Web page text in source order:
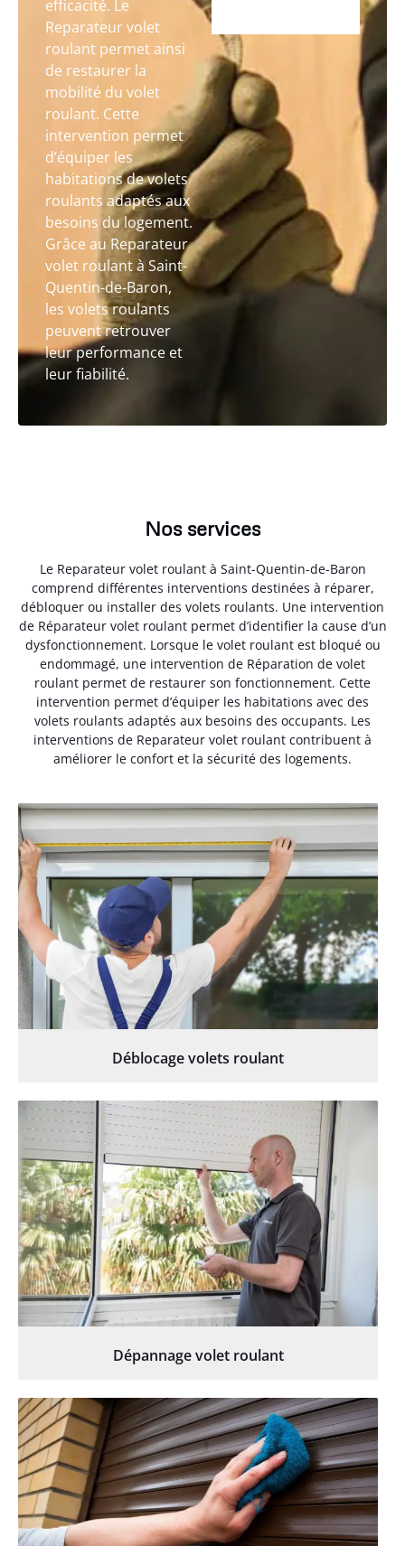
efficacité. Le
Reparateur volet
roulant permet ainsi
de restaurer la
mobilité du volet
roulant. Cette
intervention permet
d’équiper les
habitations de volets
roulants adaptés aux
besoins du logement.
Grâce au Reparateur
volet roulant à Saint-
Quentin-de-Baron,
les volets roulants
peuvent retrouver
leur performance et
leur fiabilité.
Nos services
Le Reparateur volet roulant à Saint-Quentin-de-Baron
comprend différentes interventions destinées à réparer,
débloquer ou installer des volets roulants. Une intervention
de Réparateur volet roulant permet d’identifier la cause d’un
dysfonctionnement. Lorsque le volet roulant est bloqué ou
endommagé, une intervention de Réparation de volet
roulant permet de restaurer son fonctionnement. Cette
intervention permet d’équiper les habitations avec des
volets roulants adaptés aux besoins des occupants. Les
interventions de Reparateur volet roulant contribuent à
améliorer le confort et la sécurité des logements.
Déblocage volets roulant
Dépannage volet roulant